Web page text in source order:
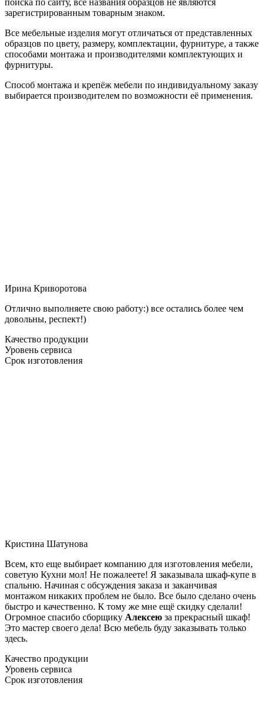
зарегистрированным товарным знаком.
Все мебельные изделия могут отличаться от представленных
образцов по цвету, размеру, комплектации, фурнитуре, а также
способами монтажа и производителями комплектующих и
фурнитуры.
Способ монтажа и крепёж мебели по индивидуальному заказу
выбирается производителем по возможности её применения.
Ирина Криворотова
Отлично выполняете свою работу:) все остались более чем
довольны, респект!)
Качество продукции
Уровень сервиса
Срок изготовления
Кристина Шатунова
Всем, кто еще выбирает компанию для изготовления мебели,
советую Кухни мол! Не пожалеете! Я заказывала шкаф-купе в
спальню. Начиная с обсуждения заказа и заканчивая
монтажом никаких проблем не было. Все было сделано очень
быстро и качественно. К тому же мне ещё скидку сделали!
Огромное спасибо сборщику Алексею за прекрасный шкаф!
Это мастер своего дела! Всю мебель буду заказывать только
здесь.
Качество продукции
Уровень сервиса
Срок изготовления